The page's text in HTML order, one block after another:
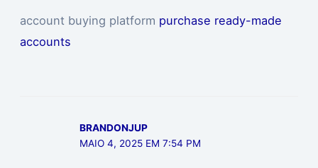
account buying platform purchase ready-made
accounts
BRANDONJUP
MAIO 4, 2025 EM 7:54 PM